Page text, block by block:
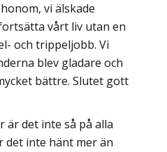
vi älskade
vårt liv utan en
och trippeljobb. Vi
blev gladare och
bättre. Slutet gott
är det inte så på alla
det inte hänt mer än